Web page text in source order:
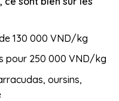
130 000 VND/kg
pour 250 000 VND/kg
oursins,